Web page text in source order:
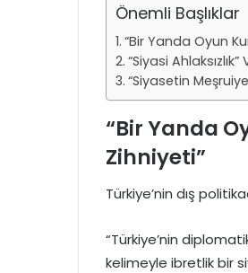
Önemli Başlıklar
“Bir Yanda Oyun
“Siyasi
“Siyasetin
“Bir Yanda
Zihniyeti”
Türkiye’nin dış
“Türkiye’nin
kelimeyle ibretlik bir